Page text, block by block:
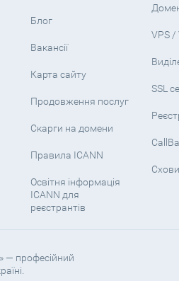
Блог
Вакансії
Карта сайту
Продовження послуг
Скарги на домени
Правила ICANN
Освітня інформація
ICANN для
реєстрантів
VPS /
SSL
— професійний